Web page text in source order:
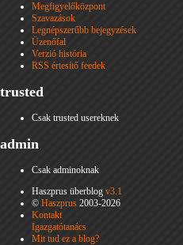
Megfigyelőközpont
Szavazások
Legnépszerűbb bejegyzések
Üzenőfal
Verzió história
RSS értesítő feedek
trusted
Csak trusted usereknek
admin
Csak adminoknak
Haszprus überblog v3.1
© Haszprus 2003-2026
Kontakt
Igazgatótanács
Mit tud ez a blog?